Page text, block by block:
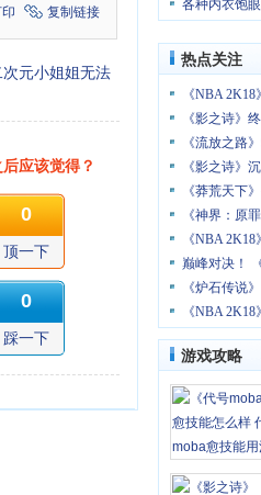
复制链接
元小姐姐无法
应该觉得？
0
顶一下
0
踩一下
各种内衣饱
热点关注
《NBA
《影之诗》
《流放之路
《影之诗》
《莽荒天下
《神界：原
《NBA
巅峰对决！
《炉石传说
《NBA
游戏攻略